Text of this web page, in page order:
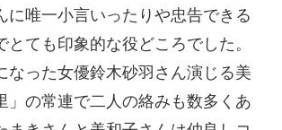
に唯一小言いったりや忠告できる
とても印象的な役どころでした。
なった女優鈴木砂羽さん演じる美
」の常連で二人の絡みも数多くあ